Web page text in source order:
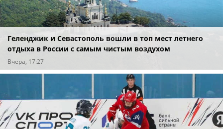
Геленджик и Севастополь вошли в топ мест летнего
отдыха в России с самым чистым воздухом
Вчера, 17:27